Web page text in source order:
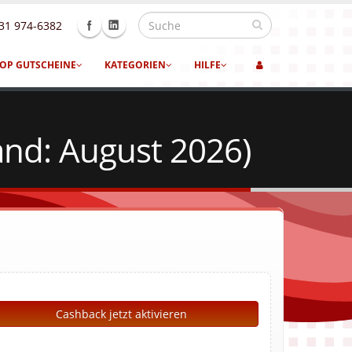
974-6382
GUTSCHEINE KATEGORIEN HILFE
August 2026)
Cashback jetzt aktivieren